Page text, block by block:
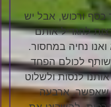
כסף ורכוש, אבל יש
להגדיל אותם
נחיה במחסור.
לכולם הפחד
לנסות ולשלוט
שאפשר. ארבעה